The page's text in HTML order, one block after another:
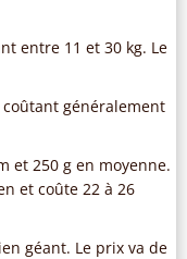
entre 11 et 30 kg. Le
généralement
et 250 g en moyenne.
et coûte 22 à 26
géant. Le prix va de